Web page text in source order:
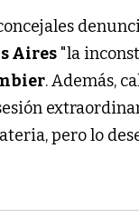
Aires "la
. Además,
pero lo